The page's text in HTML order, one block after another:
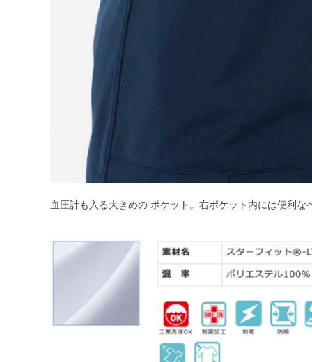
血圧計も入る大きめの ポケット。右ポケット内には便利な